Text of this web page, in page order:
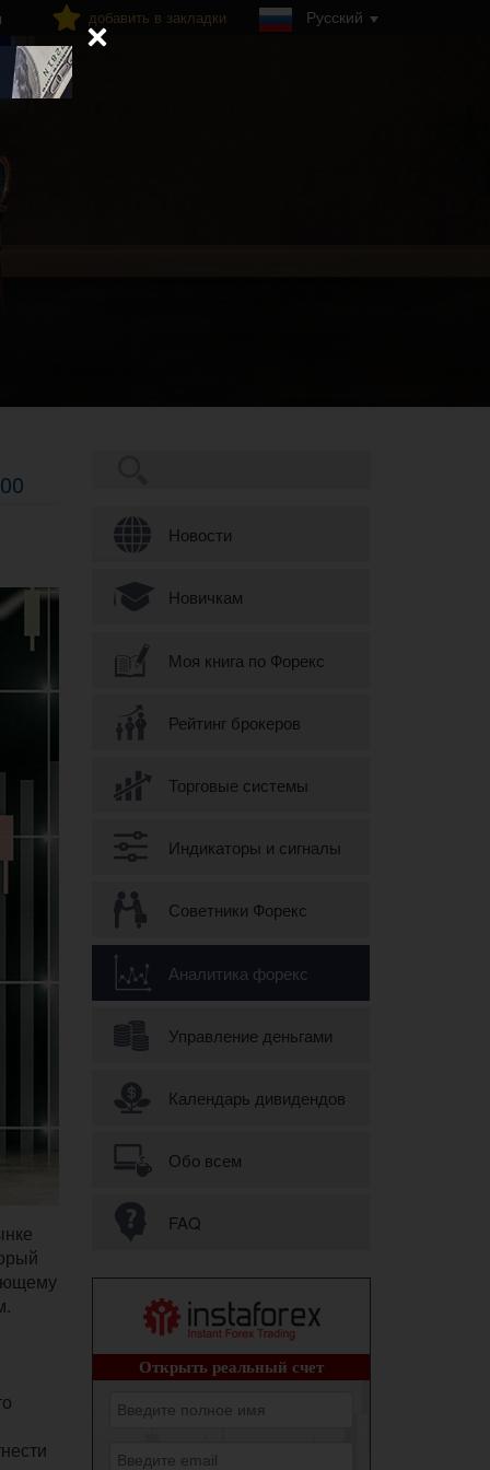
добавить в закладки Русский
Новости
Новичкам
Моя книга по Форекс
Рейтинг брокеров
Торговые системы
Индикаторы и сигналы
Советники Форекс
Аналитика форекс
Управление деньгами
Календарь дивидендов
Обо всем
FAQ